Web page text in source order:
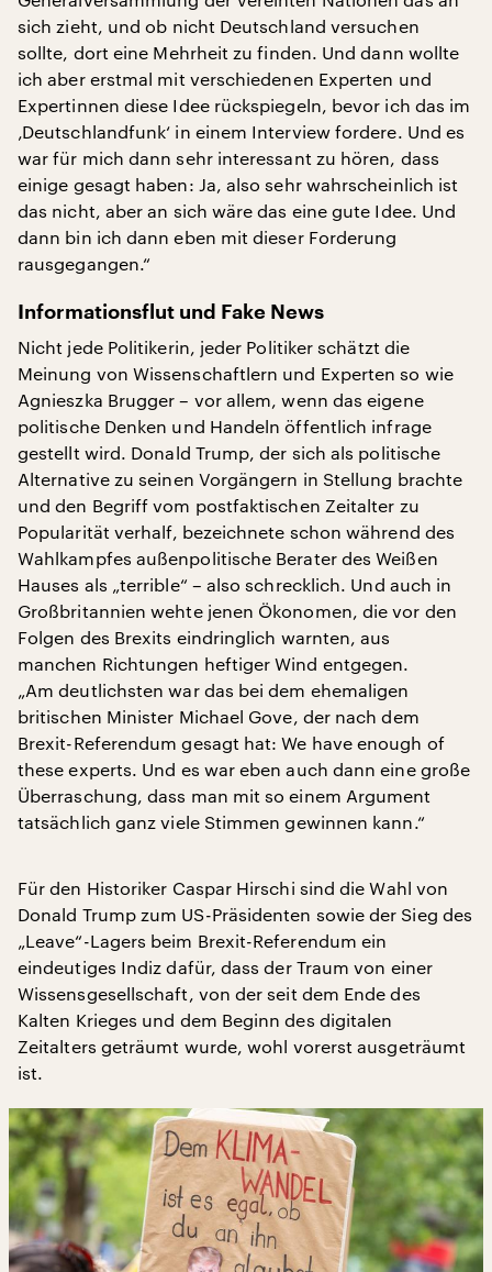
sich zieht, und ob nicht Deutschland versuchen
sollte, dort eine Mehrheit zu finden. Und dann wollte
ich aber erstmal mit verschiedenen Experten und
Expertinnen diese Idee rückspiegeln, bevor ich das im
‚Deutschlandfunk‘ in einem Interview fordere. Und es
war für mich dann sehr interessant zu hören, dass
einige gesagt haben: Ja, also sehr wahrscheinlich ist
das nicht, aber an sich wäre das eine gute Idee. Und
dann bin ich dann eben mit dieser Forderung
rausgegangen.“
Informationsflut und Fake News
Nicht jede Politikerin, jeder Politiker schätzt die
Meinung von Wissenschaftlern und Experten so wie
Agnieszka Brugger – vor allem, wenn das eigene
politische Denken und Handeln öffentlich infrage
gestellt wird. Donald Trump, der sich als politische
Alternative zu seinen Vorgängern in Stellung brachte
und den Begriff vom postfaktischen Zeitalter zu
Popularität verhalf, bezeichnete schon während des
Wahlkampfes außenpolitische Berater des Weißen
Hauses als „terrible“ – also schrecklich. Und auch in
Großbritannien wehte jenen Ökonomen, die vor den
Folgen des Brexits eindringlich warnten, aus
manchen Richtungen heftiger Wind entgegen.
„Am deutlichsten war das bei dem ehemaligen
britischen Minister Michael Gove, der nach dem
Brexit-Referendum gesagt hat: We have enough of
these experts. Und es war eben auch dann eine große
Überraschung, dass man mit so einem Argument
tatsächlich ganz viele Stimmen gewinnen kann.“
Für den Historiker Caspar Hirschi sind die Wahl von
Donald Trump zum US-Präsidenten sowie der Sieg des
„Leave“-Lagers beim Brexit-Referendum ein
eindeutiges Indiz dafür, dass der Traum von einer
Wissensgesellschaft, von der seit dem Ende des
Kalten Krieges und dem Beginn des digitalen
Zeitalters geträumt wurde, wohl vorerst ausgeträumt
ist.